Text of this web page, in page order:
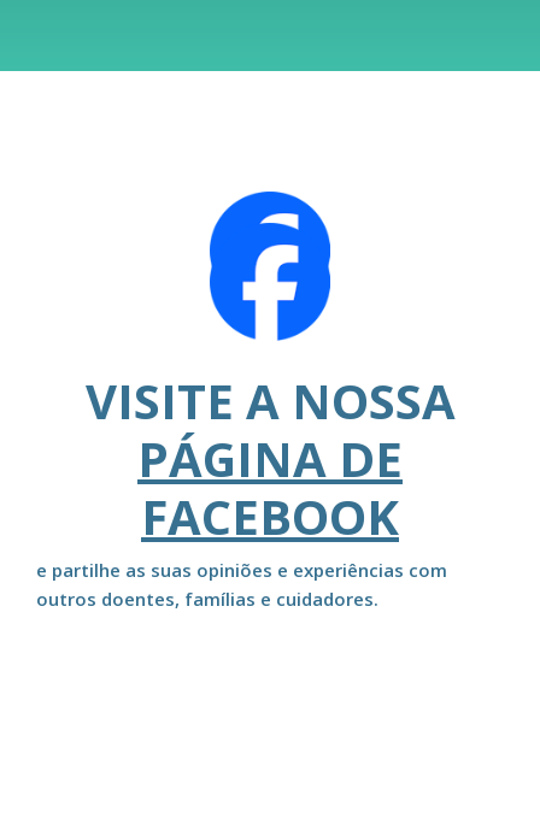
VISITE A NOSSA
PÁGINA DE
FACEBOOK
e partilhe as suas opiniões e experiências com
outros doentes, famílias e cuidadores.